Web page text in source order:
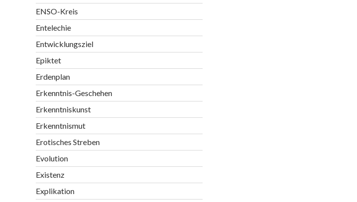
ENSO-Kreis
Entelechie
Entwicklungsziel
Epiktet
Erdenplan
Erkenntnis-Geschehen
Erkenntniskunst
Erkenntnismut
Erotisches Streben
Evolution
Existenz
Explikation